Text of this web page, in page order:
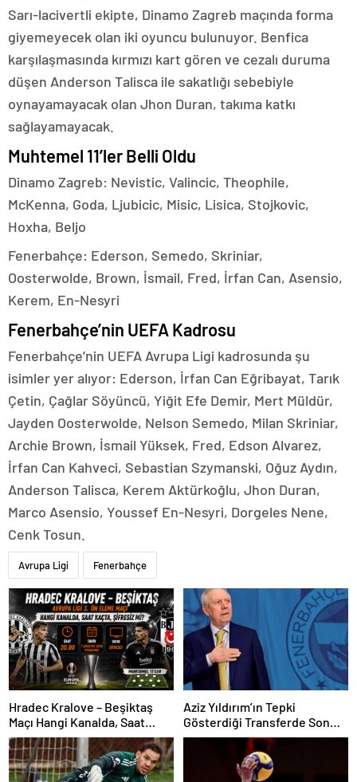
Sarı-lacivertli ekipte, Dinamo Zagreb maçında forma
giyemeyecek olan iki oyuncu bulunuyor. Benfica
karşılaşmasında kırmızı kart gören ve cezalı duruma
düşen Anderson Talisca ile sakatlığı sebebiyle
oynayamayacak olan Jhon Duran, takıma katkı
sağlayamayacak.
Muhtemel 11’ler Belli Oldu
Dinamo Zagreb: Nevistic, Valincic, Theophile,
McKenna, Goda, Ljubicic, Misic, Lisica, Stojkovic,
Hoxha, Beljo
Fenerbahçe: Ederson, Semedo, Skriniar,
Oosterwolde, Brown, İsmail, Fred, İrfan Can, Asensio,
Kerem, En-Nesyri
Fenerbahçe’nin UEFA Kadrosu
Fenerbahçe’nin UEFA Avrupa Ligi kadrosunda şu
isimler yer alıyor: Ederson, İrfan Can Eğribayat, Tarık
Çetin, Çağlar Söyüncü, Yiğit Efe Demir, Mert Müldür,
Jayden Oosterwolde, Nelson Semedo, Milan Skriniar,
Archie Brown, İsmail Yüksek, Fred, Edson Alvarez,
İrfan Can Kahveci, Sebastian Szymanski, Oğuz Aydın,
Anderson Talisca, Kerem Aktürkoğlu, Jhon Duran,
Marco Asensio, Youssef En-Nesyri, Dorgeles Nene,
Cenk Tosun.
Avrupa Ligi Fenerbahçe
Hradec Kralove – Beşiktaş
Maçı Hangi Kanalda, Saat
Kaçta, Şifresiz Mi?
Aziz Yıldırım’ın Tepki
Gösterdiği Transferde Son
Durum! Oyuncunun Geleceği